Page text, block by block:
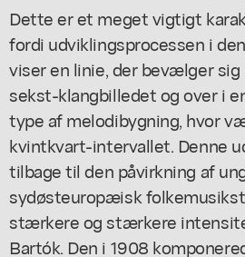
Dette er et meget vigtigt
fordi udviklingsprocessen i
viser en linie, der bevælger
sekst-klangbilledet og over i
type af melodibygning, hvor
kvintkvart-intervallet. Denne
tilbage til den påvirkning af
sydøsteuropæisk
stærkere og stærkere
Bartók. Den i 1908